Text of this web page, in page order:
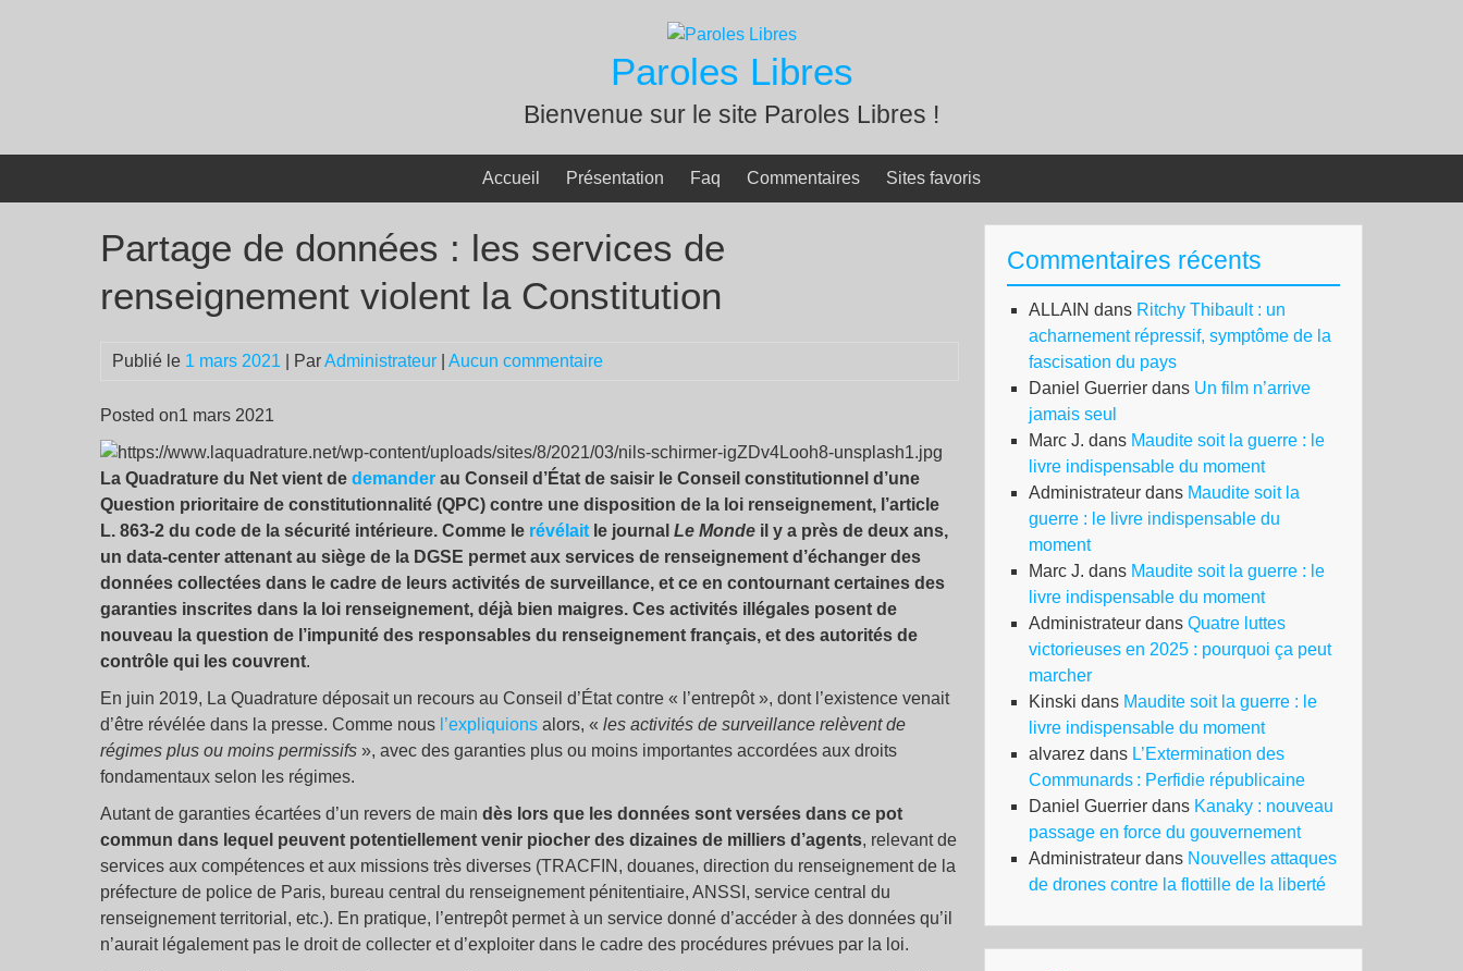
Paroles Libres
Bienvenue sur le site Paroles Libres !
Accueil Présentation Faq Commentaires Sites favoris
Partage de données : les services de
renseignement violent la Constitution
Publié le 1 mars 2021 | ParAdministrateur Aucun commentaire
Posted on1 mars 2021
La Quadrature du Net vient de demander au Conseil d’État de saisir le Conseil constitutionnel d’une
Question prioritaire de constitutionnalité (QPC) contre une disposition de la loi renseignement, l’article
L. 863-2 du code de la sécurité intérieure. Comme le révélait le journal Le Monde il y a près de deux ans,
un data-center attenant au siège de la DGSE permet aux services de renseignement d’échanger des
données collectées dans le cadre de leurs activités de surveillance, et ce en contournant certaines des
garanties inscrites dans la loi renseignement, déjà bien maigres. Ces activités illégales posent de
nouveau la question de l’impunité des responsables du renseignement français, et des autorités de
contrôle qui les couvrent.
En juin 2019, La Quadrature déposait un recours au Conseil d’État contre « l’entrepôt », dont l’existence venait
d’être révélée dans la presse. Comme nous l’expliquions alors, « les activités de surveillance relèvent de
régimes plus ou moins permissifs », avec des garanties plus ou moins importantes accordées aux droits
fondamentaux selon les régimes.
Autant de garanties écartées d’un revers de main dès lors que les données sont versées dans ce pot
commun dans lequel peuvent potentiellement venir piocher des dizaines de milliers d’agents, relevant de
services aux compétences et aux missions très diverses (TRACFIN, douanes, direction du renseignement de la
préfecture de police de Paris, bureau central du renseignement pénitentiaire, ANSSI, service central du
renseignement territorial, etc.). En pratique, l’entrepôt permet à un service donné d’accéder à des données qu’il
n’aurait légalement pas le droit de collecter et d’exploiter dans le cadre des procédures prévues par la loi.
Commentaires récents
ALLAIN dans Ritchy Thibault : un
acharnement répressif, symptôme de la
fascisation du pays
Daniel Guerrier dans Un film n’arrive
jamais seul
Marc J. dans Maudite soit la guerre : le
livre indispensable du moment
Administrateur dans Maudite soit la
guerre : le livre indispensable du
moment
Marc J. dans Maudite soit la guerre : le
livre indispensable du moment
Administrateur dans Quatre luttes
victorieuses en 2025 : pourquoi ça peut
marcher
Kinski dans Maudite soit la guerre : le
livre indispensable du moment
alvarez dans L’Extermination des
Communards : Perfidie républicaine
Daniel Guerrier dans Kanaky : nouveau
passage en force du gouvernement
Administrateur dans Nouvelles attaques
de drones contre la flottille de la liberté